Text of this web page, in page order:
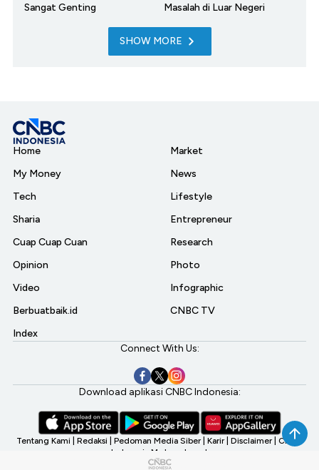
Sangat Genting
Masalah di Luar Negeri
SHOW MORE
Home
My Money
Tech
Sharia
Cuap Cuap Cuan
Opinion
Video
Berbuatbaik.id
Index
Market
News
Lifestyle
Entrepreneur
Research
Photo
Infographic
CNBC TV
Connect With Us:
Download aplikasi CNBC Indonesia:
Tentang Kami Redaksi Pedoman Media Siber Karir Disclaimer CNBC
Indonesia My Investment
©2026 CNBC Indonesia, A Transmedia Company